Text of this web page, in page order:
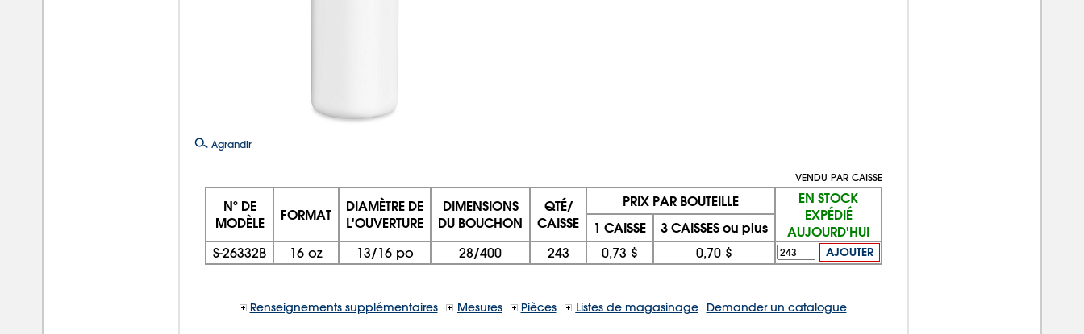
Agrandir
VENDU PAR CAISSE
Nº DE
MODÈLE
FORMAT
DIAMÈTRE DE
L'OUVERTURE
DIMENSIONS
DU BOUCHON
QTÉ/
CAISSE
PRIX PAR BOUTEILLE
EN STOCK
EXPÉDIÉ
AUJOURD'HUI
1 CAISSE 3 CAISSES ou plus
S-26332B 16 oz 13/16 po 28/400 243 0,73 $ 0,70 $ AJOUTER
Renseignements supplémentaires Mesures Pièces Listes de magasinage Demander un catalogue